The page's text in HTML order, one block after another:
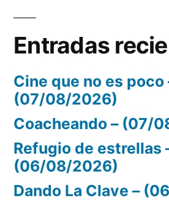
Entradas
Cine que no es poco
(07/08/2026)
Coacheando – (07/
Refugio de estrellas
(06/08/2026)
Dando La Clave –